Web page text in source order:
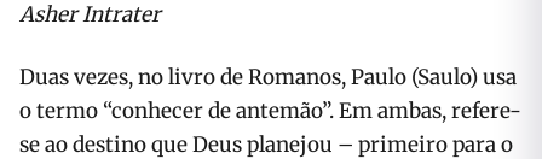
Asher Intrater
Duas vezes, no livro de Romanos, Paulo (Saulo) usa
o termo “conhecer de antemão”. Em ambas, refere-
se ao destino que Deus planejou – primeiro para o